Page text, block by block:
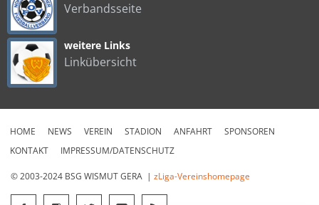
Verbandsseite
weitere Links
Linkübersicht
HOME NEWS VEREIN STADION ANFAHRT
SPONSOREN
KONTAKT
IMPRESSUM/DATENSCHUTZ
© 2003-2024 BSG WISMUT GERA | zLiga-Vereinshomepage